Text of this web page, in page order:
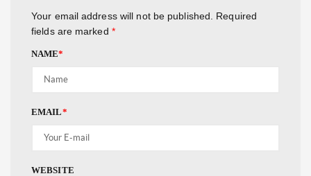
Your email address will not be published.
Required
fields are marked *
NAME*
EMAIL*
WEBSITE